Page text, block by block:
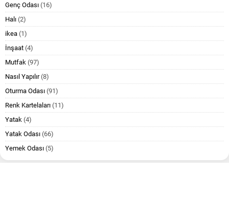
Genç Odası (16)
Halı (2)
ikea (1)
İnşaat (4)
Mutfak (97)
Nasıl Yapılır(8)
Oturma Odası (91)
Renk Kartelaları (11)
Yatak (4)
Yatak Odası (66)
Yemek Odası (5)